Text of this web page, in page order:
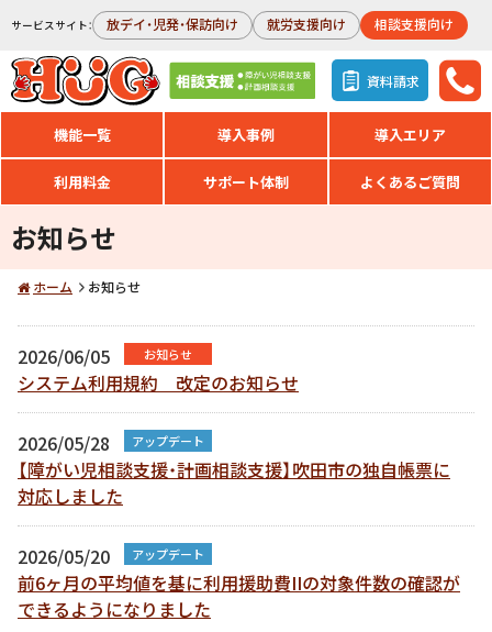
サービスサイト： 放デイ・児発・保訪向け 就労支援向け 相談支援向け
資料請求
機能一覧 導入事例 導入エリア
利用料金 サポート体制 よくあるご質問
お知らせ
ホーム お知らせ
2026/06/05 お知らせ
システム利用規約 改定のお知らせ
2026/05/28 アップデート
【障がい児相談支援・計画相談支援】吹田市の独自帳票に
対応しました
2026/05/20 アップデート
前6ヶ月の平均値を基に利用援助費IIの対象件数の確認が
できるようになりました